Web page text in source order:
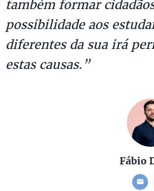
também formar
possibilidade aos
diferentes da sua irá
estas causas.”
Fábio